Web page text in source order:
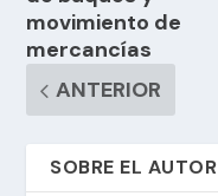
movimiento de
mercancías
ANTERIOR
SOBRE EL AUTOR